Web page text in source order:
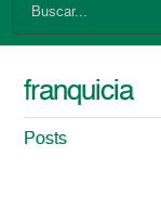
franquicia
Posts